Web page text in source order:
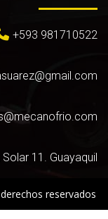
+593 981710522
11. Guayaquil
reservados